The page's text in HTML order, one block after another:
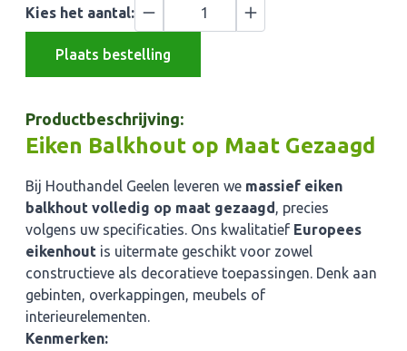
Kies het aantal:
Plaats bestelling
Productbeschrijving:
Eiken Balkhout op Maat Gezaagd
Bij Houthandel Geelen leveren we massief eiken
balkhout volledig op maat gezaagd, precies
volgens uw specificaties. Ons kwalitatief Europees
eikenhoutis uitermate geschikt voor zowel
constructieve als decoratieve toepassingen. Denk aan
gebinten, overkappingen, meubels of
interieurelementen.
Kenmerken: